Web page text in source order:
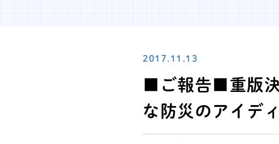
2017.11.13
■ご報告■重版
な防災のアイデ